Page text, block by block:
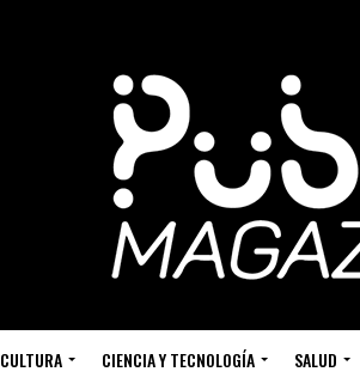
CULTURA CIENCIA Y TECNOLOGÍA SALUD